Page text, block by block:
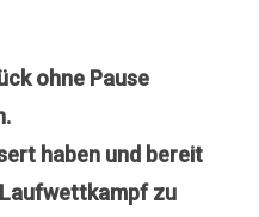
ohne Pause
haben und bereit
zu